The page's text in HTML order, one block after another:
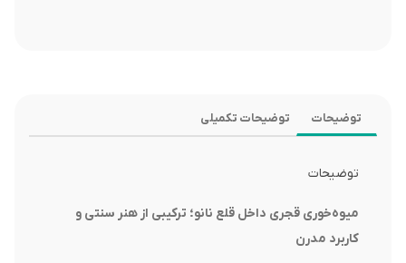
توضیحات توضیحات تکمیلی
توضیحات
میوه‌خوری قجری داخل قلع نانو؛ ترکیبی از هنر سنتی و
کاربرد مدرن